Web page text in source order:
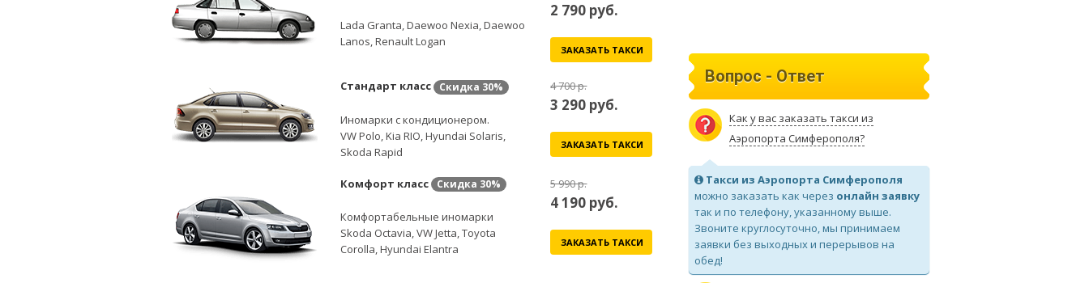
Lada Granta, Daewoo Nexia, Daewoo
Lanos, Renault Logan
2 790 руб.
ЗАКАЗАТЬ ТАКСИ
Стандарт класс Скидка 30%
Иномарки с кондиционером.
VW Polo, Kia RIO, Hyundai Solaris,
Skoda Rapid
4 700 р.
3 290 руб.
ЗАКАЗАТЬ ТАКСИ
Комфорт класс Скидка 30%
Комфортабельные иномарки
Skoda Octavia, VW Jetta, Toyota
Corolla, Hyundai Elantra
5 990 р.
4 190 руб.
ЗАКАЗАТЬ ТАКСИ
Вопрос - Ответ
Как у вас заказать такси из
Аэропорта Симферополя?
Такси из Аэропорта Симферополя
можно заказать как через онлайн заявку
так и по телефону, указанному выше.
Звоните круглосуточно, мы принимаем
заявки без выходных и перерывов на
обед!